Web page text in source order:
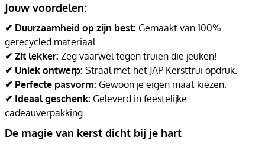
Jouw voordelen:
✔ Duurzaamheid op zijn best: Gemaakt van 100%
gerecycled materiaal.
✔ Zit lekker: Zeg vaarwel tegen truien die jeuken!
✔ Uniek ontwerp: Straal met het JAP Kersttrui opdruk.
✔ Perfecte pasvorm: Gewoon je eigen maat kiezen.
✔ Ideaal geschenk: Geleverd in feestelijke
cadeauverpakking.
De magie van kerst dicht bij je hart